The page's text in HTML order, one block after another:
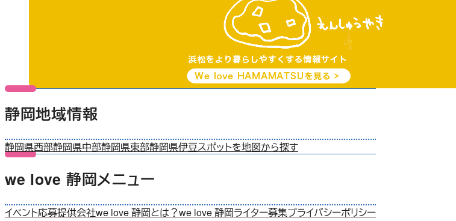
静岡地域情報
静岡県西部静岡県中部静岡県東部静岡県伊豆スポットを地図から探す
we love 静岡メニュー
イベント応募提供会社we love 静岡とは？we love 静岡ライター募集プライバシーポリシー